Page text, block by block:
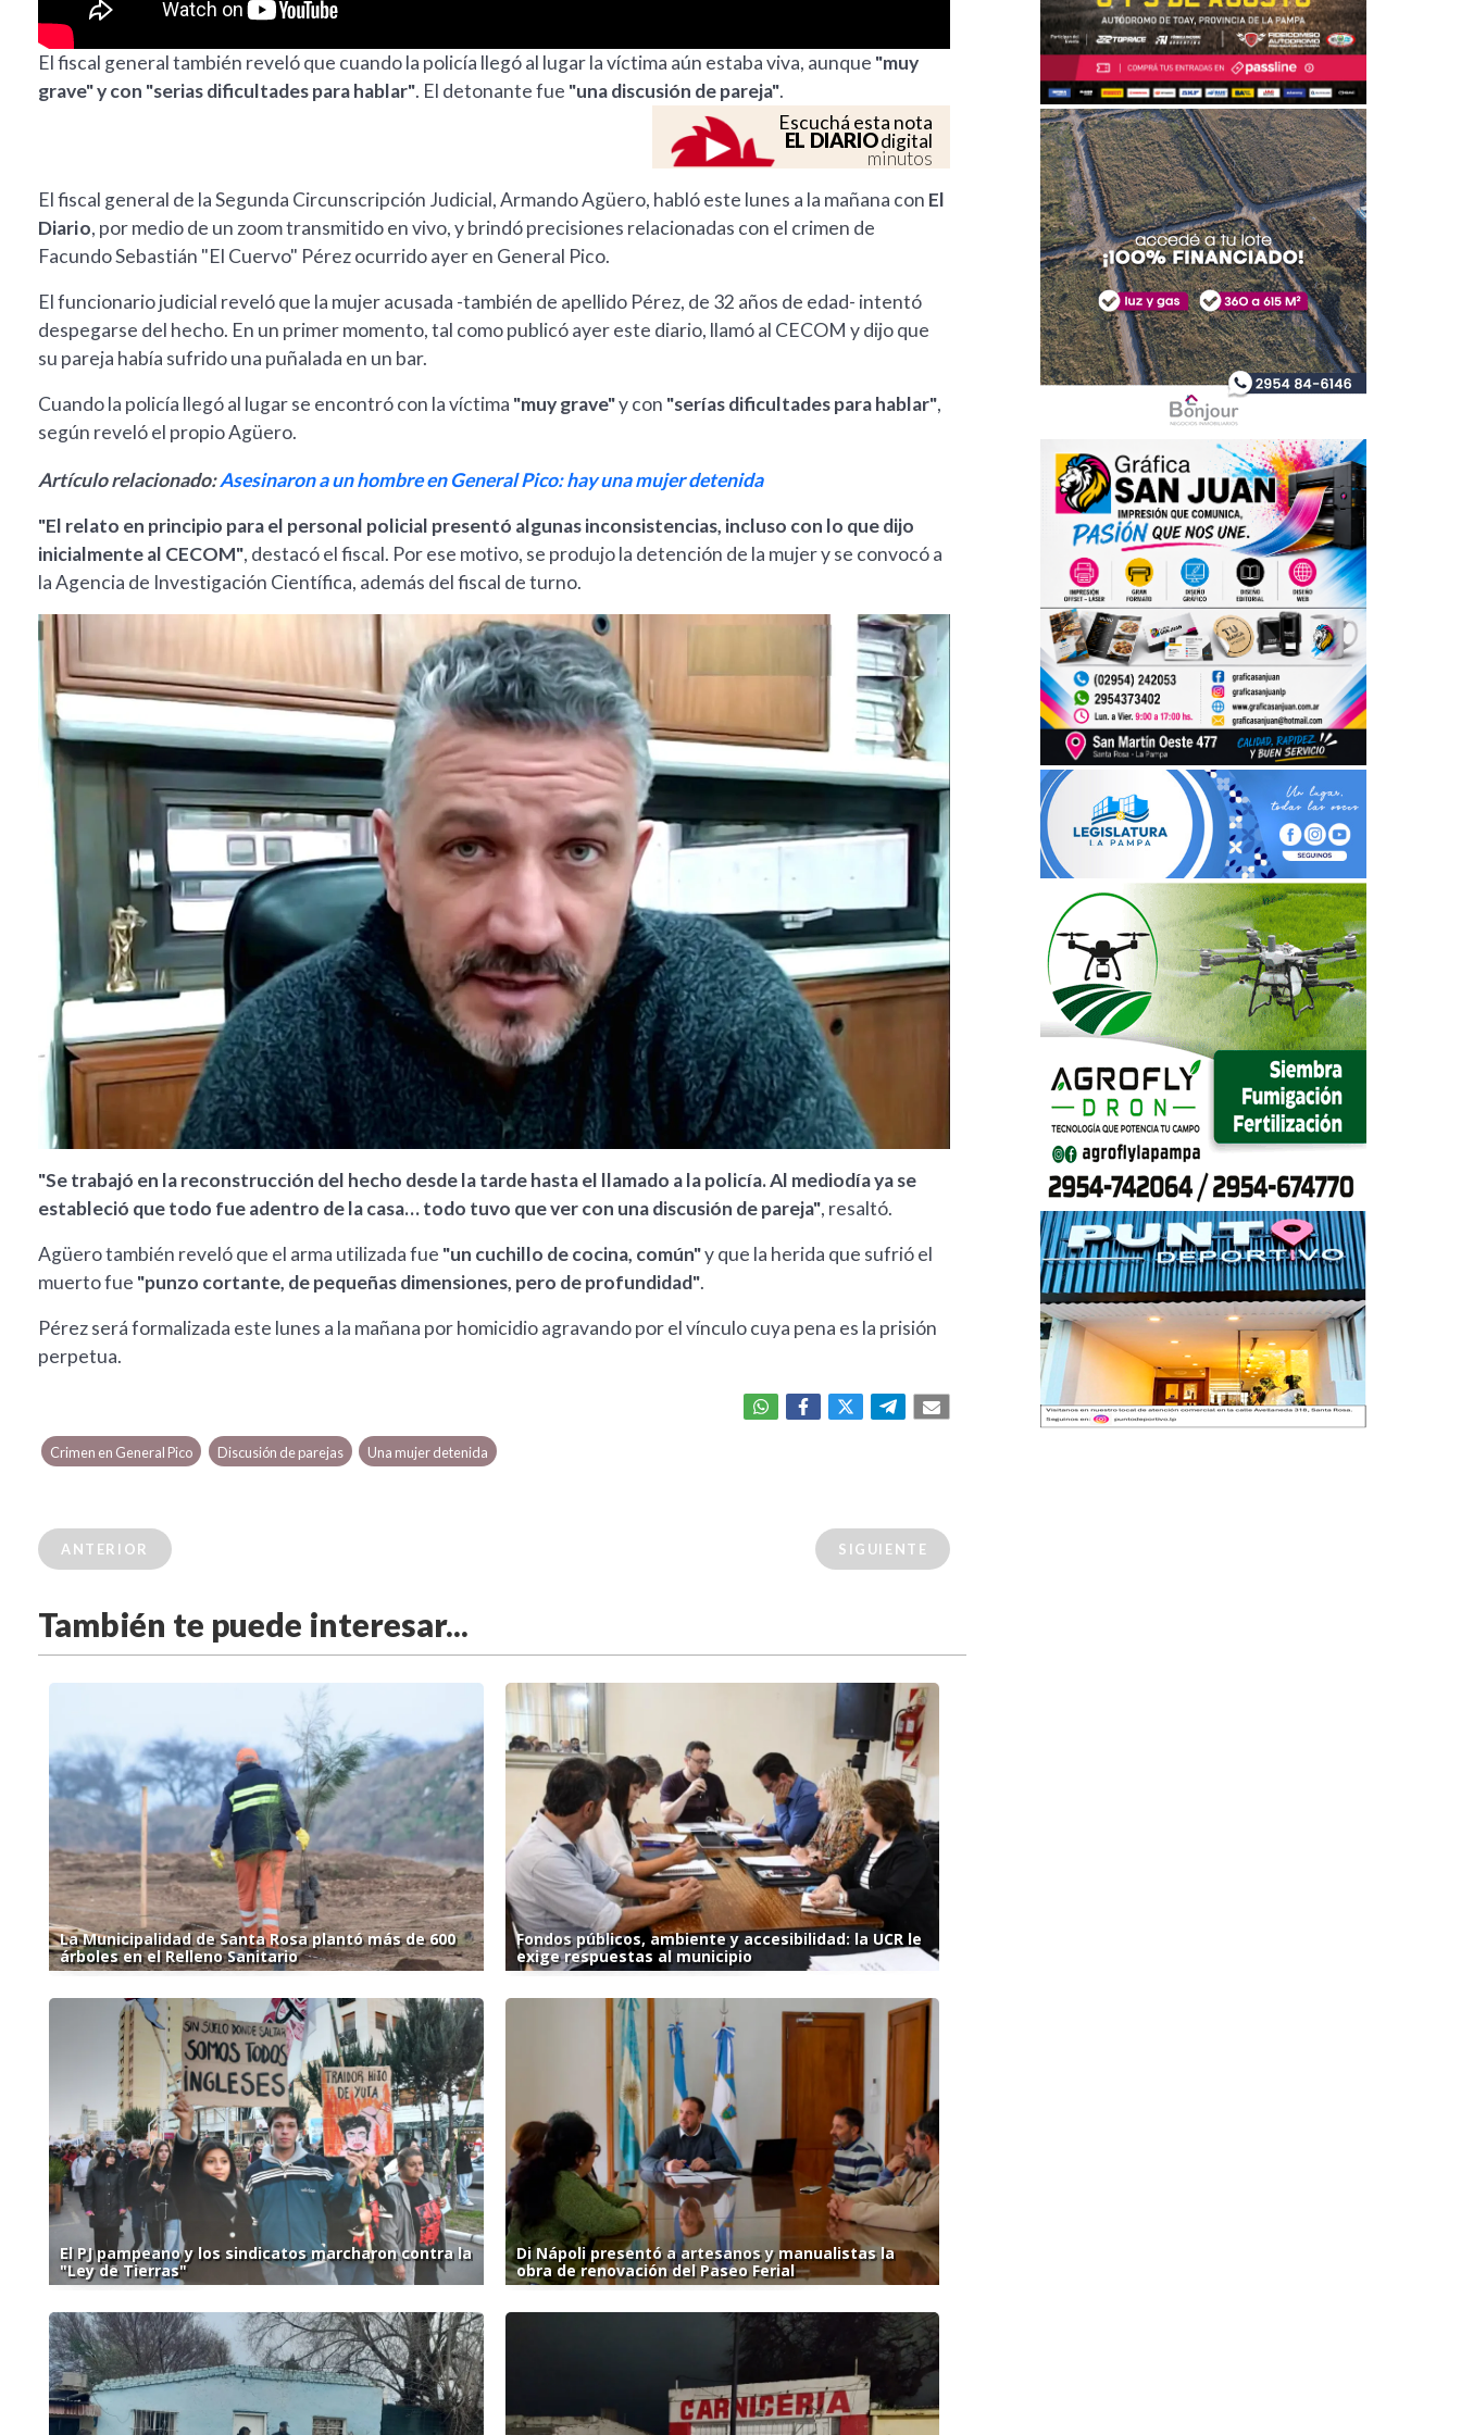
El fiscal general también reveló que cuando la policía llegó al lugar la víctima aún estaba viva, aunque "muy
grave" y con "serias dificultades para hablar". El detonante fue "una discusión de pareja".
Escuchá esta nota
EL DIARIOdigital
minutos
El fiscal general de la Segunda Circunscripción Judicial, Armando Agüero, habló este lunes a la mañana con El
Diario, por medio de un zoom transmitido en vivo, y brindó precisiones relacionadas con el crimen de
Facundo Sebastián "El Cuervo" Pérez ocurrido ayer en General Pico.
El funcionario judicial reveló que la mujer acusada -también de apellido Pérez, de 32 años de edad- intentó
despegarse del hecho. En un primer momento, tal como publicó ayer este diario, llamó al CECOM y dijo que
su pareja había sufrido una puñalada en un bar.
Cuando la policía llegó al lugar se encontró con la víctima "muy grave"y con "serías dificultades para hablar",
según reveló el propio Agüero.
Artículo relacionado:Asesinaron a un hombre en General Pico: hay una mujer detenida
"El relato en principio para el personal policial presentó algunas inconsistencias, incluso con lo que dijo
inicialmente al CECOM", destacó el fiscal. Por ese motivo, se produjo la detención de la mujer y se convocó a
la Agencia de Investigación Científica, además del fiscal de turno.
"Se trabajó en la reconstrucción del hecho desde la tarde hasta el llamado a la policía. Al mediodía ya se
estableció que todo fue adentro de la casa… todo tuvo que ver con una discusión de pareja", resaltó.
Agüero también reveló que el arma utilizada fue "un cuchillo de cocina, común"y que la herida que sufrió el
muerto fue "punzo cortante, de pequeñas dimensiones, pero de profundidad".
Pérez será formalizada este lunes a la mañana por homicidio agravando por el vínculo cuya pena es la prisión
perpetua.
Crimen en General Pico Discusión de parejas Una mujer detenida
ANTERIOR SIGUIENTE
También te puede interesar...
La Municipalidad de Santa Rosa plantó más de 600
árboles en el Relleno Sanitario
Fondos públicos, ambiente y accesibilidad: la UCR le
exige respuestas al municipio
El PJ pampeano y los sindicatos marcharon contra la
"Ley de Tierras"
Di Nápoli presentó a artesanos y manualistas la
obra de renovación del Paseo Ferial